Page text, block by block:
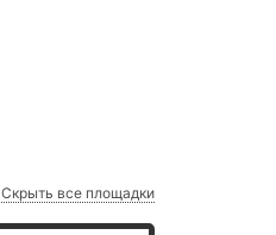
Скрыть все площадки